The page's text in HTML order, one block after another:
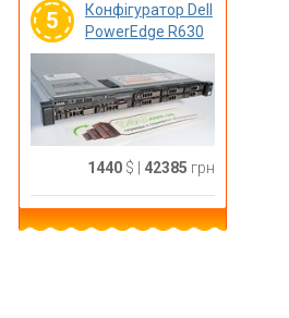
5
Конфігуратор Dell
PowerEdge R630
1440$ | 42385 грн